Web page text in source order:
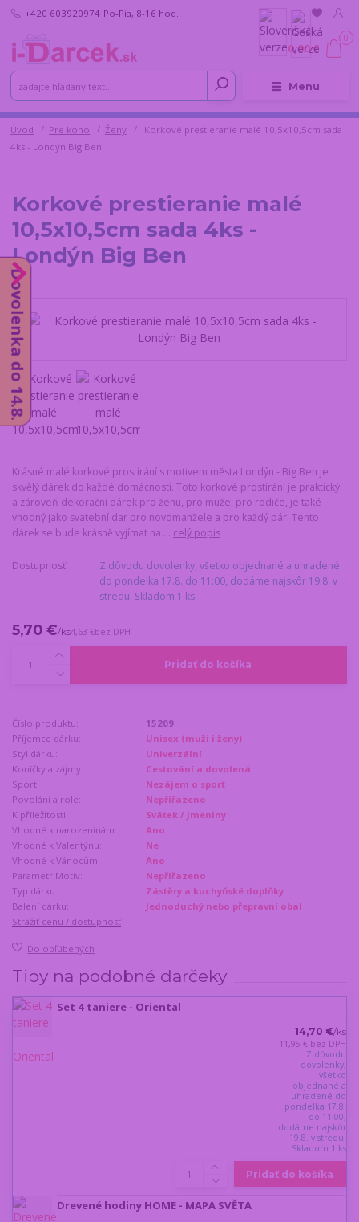
Menu
+420 603920974 Po-Pia, 8-16 hod.
0
0,00 €
Úvod Pre koho Ženy
Korkové prestieranie malé 10,5x10,5cm sada
4ks - Londýn Big Ben
Korkové prestieranie malé
10,5x10,5cm sada 4ks -
Londýn Big Ben
Krásné malé korkové prostírání s motivem města Londýn - Big Ben je
skvělý dárek do každé domácnosti. Toto korkové prostírání je praktický
a zároveň dekorační dárek pro ženu, pro muže, pro rodiče, je také
vhodný jako svatební dar pro novomanžele a pro každý pár. Tento
dárek se bude krásně vyjímat na ... celý popis
Dostupnosť
Z dôvodu dovolenky, všetko objednané a uhradené
do pondelka 17.8. do 11:00, dodáme najskôr 19.8. v
stredu. Skladom 1 ks
5,70 €/ks4,63 €bez DPH
Pridať do košíka
Číslo produktu:
15209
Příjemce dárku:
Unisex (muži i ženy)
Styl dárku:
Univerzální
Koníčky a zájmy:
Cestování a dovolená
Sport:
Nezájem o sport
Povolání a role:
Nepřířazeno
K příležitosti:
Svátek / Jmeniny
Vhodné k narozeninám:
Ano
Vhodné k Valentýnu:
Ne
Vhodné k Vánocům:
Ano
Parametr Motiv:
Nepřiřazeno
Typ dárku:
Zástěry a kuchyňské doplňky
Balení dárku:
Jednoduchý nebo přepravní obal
Strážiť cenu / dostupnosť
Do obľúbených
Tipy na podobné darčeky
Set 4 taniere - Oriental
14,70 €/ks
11,95 € bez DPH
Z dôvodu
dovolenky,
všetko
objednané a
uhradené do
pondelka 17.8.
do 11:00,
dodáme najskôr
19.8. v stredu.
Skladom 1 ks
Pridať do košíka
Drevené hodiny HOME - MAPA SVĚTA
Dovolenka do 14.8.